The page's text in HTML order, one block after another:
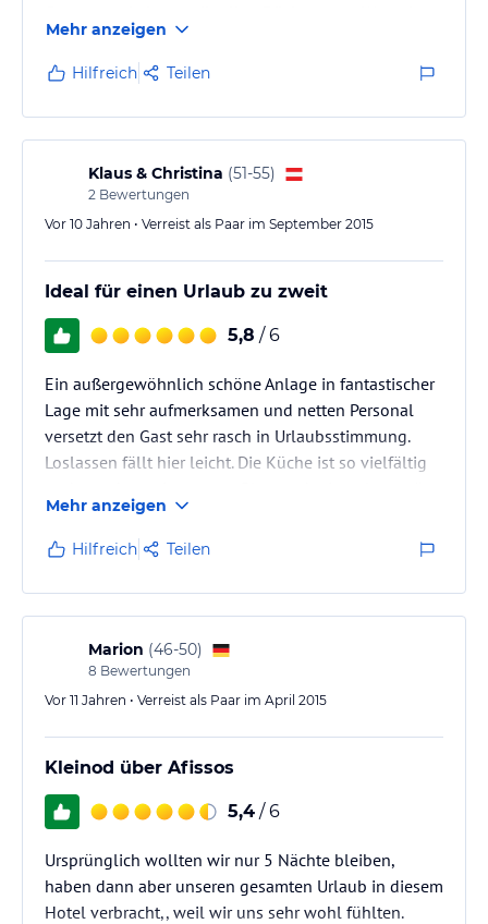
fanden, übertraf alle Erwartungen.
Mehr anzeigen
Hilfreich Teilen
Klaus & Christina (51-55)
2 Bewertungen
Vor 10 Jahren • Verreist als Paar im September 2015
Ideal für einen Urlaub zu zweit
5,8 / 6
Ein außergewöhnlich schöne Anlage in fantastischer
Lage mit sehr aufmerksamen und netten Personal
versetzt den Gast sehr rasch in Urlaubsstimmung.
Loslassen fällt hier leicht. Die Küche ist so vielfältig
zu essen, rasch fallen ließen. Die Zimmer sind wie die
ganze Anlage sehr geschmackvoll, alles ist sehr
sauber. Von der Positionierung wäre zu empfehlen,
sich ausschließlich auf Erwachsene zu konzentrieren.
Wir hatten Mitte September ein echtes Prachtwetter,
Mehr anzeigen
Hilfreich Teilen
Marion (46-50)
8 Bewertungen
Vor 11 Jahren • Verreist als Paar im April 2015
Kleinod über Afissos
5,4 / 6
Ursprünglich wollten wir nur 5 Nächte bleiben,
haben dann aber unseren gesamten Urlaub in diesem
Hotel verbracht,, weil wir uns sehr wohl fühlten.